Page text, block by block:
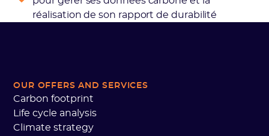
réalisation de son rapport de durabilité
OUR OFFERS AND SERVICES
Carbon footprint
Life cycle analysis
Climate strategy